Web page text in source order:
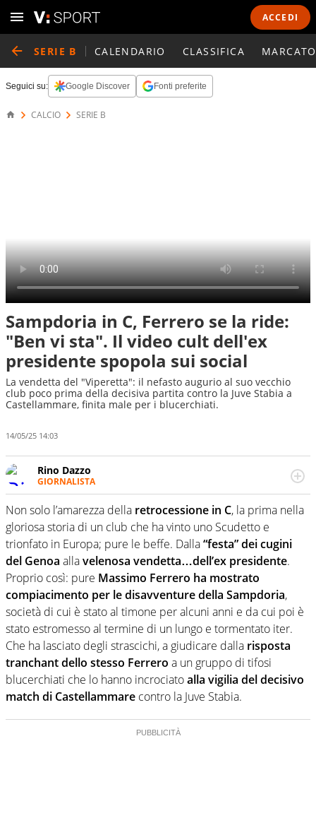
ACCEDI
SERIE B CALENDARIO CLASSIFICA
Seguici su: Google Discover Fonti preferite
CALCIO SERIE B
Sampdoria in C, Ferrero se la ride:
"Ben vi sta". Il video cult dell'ex
presidente spopola sui social
La vendetta del "Viperetta": il nefasto augurio al suo vecchio
club poco prima della decisiva partita contro la Juve Stabia a
Castellammare, finita male per i blucerchiati.
14/05/25 14:03
Rino Dazzo
GIORNALISTA
Se mai ci fosse modo di traslare il glossario del calcio in
una nicchia di esperti, lui ne farebbe parte. Non si perde
una svista arbitrale né gli umori social del mondo delle
curve
Non solo l’amarezza della retrocessione in C, la prima nella
gloriosa storia di un club che ha vinto uno Scudetto e
trionfato in Europa; pure le beffe. Dalla“festa” dei cugini
del Genoa allavelenosa vendetta…dell’ex presidente.
Proprio così: pure Massimo Ferrero ha mostrato
compiacimento per le disavventure della Sampdoria,
società di cui è stato al timone per alcuni anni e da cui poi è
stato estromesso al termine di un lungo e tormentato iter.
Che ha lasciato degli strascichi, a giudicare dalla risposta
tranchant dello stesso Ferrero a un gruppo di tifosi
blucerchiati che lo hanno incrociatoalla vigilia del decisivo
match di Castellammare contro la Juve Stabia.